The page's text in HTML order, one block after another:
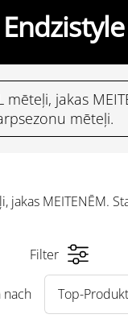
Endzistyle
mēteļi, jakas
mēteļi.
jakas MEITENĒM.
Filter
nach